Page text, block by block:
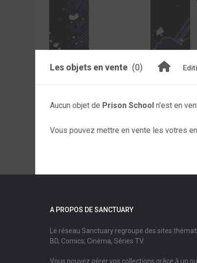
Les objets en vente (0)
Aucun objet de Prison School n'est en
Vous pouvez mettre en vente les votres
A PROPOS DE SANCTUARY
Le réseau Sanctuary regroupe des sites
BD, Comics, Cinéma, Séries TV.
Vous pouvez gérer vos collections grâce à un